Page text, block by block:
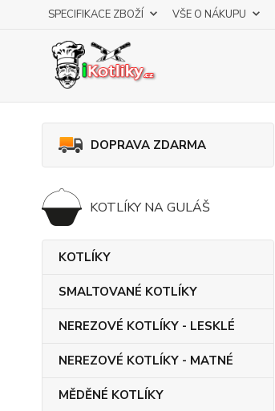
SPECIFIKACE ZBOŽÍ VŠE O NÁKUPU
DOPRAVA ZDARMA
KOTLÍKY NA GULÁŠ
KOTLÍKY
SMALTOVANÉ KOTLÍKY
NEREZOVÉ KOTLÍKY - LESKLÉ
NEREZOVÉ KOTLÍKY - MATNÉ
MĚDĚNÉ KOTLÍKY